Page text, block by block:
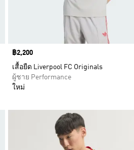
Price
฿2,200
เสื้อยืด Liverpool FC Originals
ผู้ชาย Performance
ใหม่
เพิ่มไปยังรายการสินค้าโปรด